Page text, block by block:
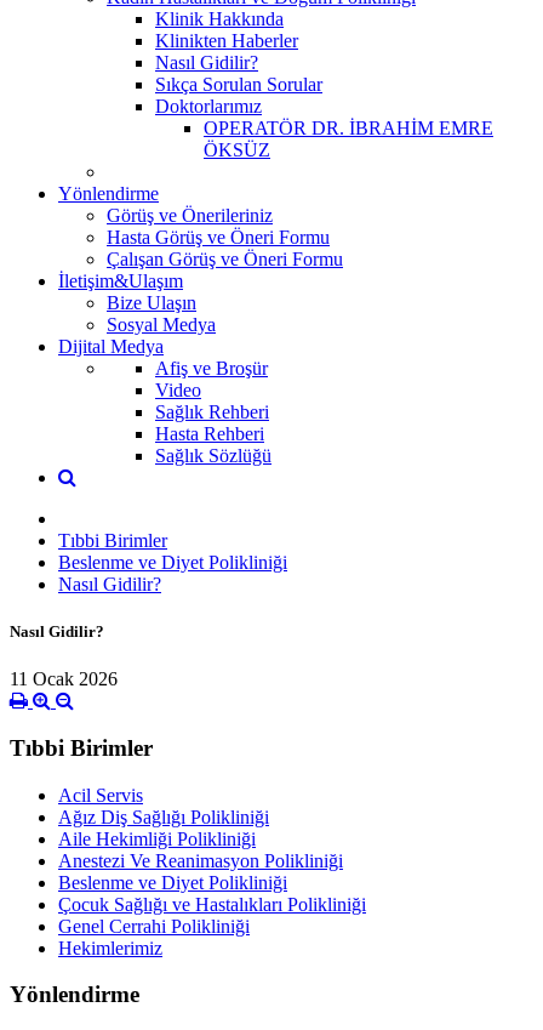
Klinik Hakkında
Klinikten Haberler
Nasıl Gidilir?
Sıkça Sorulan Sorular
Doktorlarımız
OPERATÖR DR. İBRAHİM EMRE
ÖKSÜZ
Yönlendirme
Görüş ve Önerileriniz
Hasta Görüş ve Öneri Formu
Çalışan Görüş ve Öneri Formu
İletişim&Ulaşım
Bize Ulaşın
Sosyal Medya
Dijital Medya
Afiş ve Broşür
Video
Sağlık Rehberi
Hasta Rehberi
Sağlık Sözlüğü
Tıbbi Birimler
Beslenme ve Diyet Polikliniği
Nasıl Gidilir?
Nasıl Gidilir?
11 Ocak 2026
Tıbbi Birimler
Acil Servis
Ağız Diş Sağlığı Polikliniği
Aile Hekimliği Polikliniği
Anestezi Ve Reanimasyon Polikliniği
Beslenme ve Diyet Polikliniği
Çocuk Sağlığı ve Hastalıkları Polikliniği
Genel Cerrahi Polikliniği
Hekimlerimiz
Yönlendirme